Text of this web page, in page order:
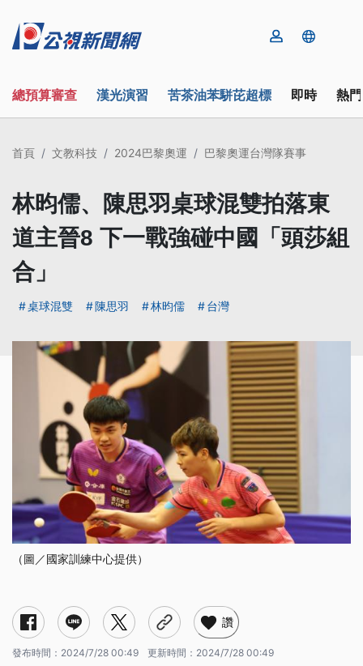
總預算審查 漢光演習 苦茶油苯駢芘超標 即時 熱
首頁 文教科技 2024巴黎奧運 巴黎奧運台灣隊賽事
林昀儒、陳思羽桌球混雙拍落東
道主晉8 下一戰強碰中國「頭莎組
合」
桌球混雙 陳思羽 林昀儒 台灣
（圖／國家訓練中心提供）
讚
發布時間： 2024/7/28 00:49 更新時間： 2024/7/28 00:49